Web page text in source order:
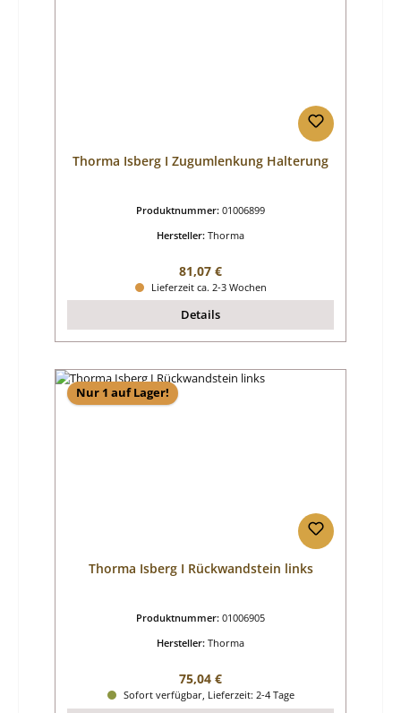
Thorma Isberg I Zugumlenkung Halterung
Produktnummer: 01006899
Hersteller: Thorma
Regulärer Preis:
81,07 €
Lieferzeit ca. 2-3 Wochen
Details
Nur 1 auf Lager!
Thorma Isberg I Rückwandstein links
Produktnummer: 01006905
Hersteller: Thorma
Regulärer Preis:
75,04 €
Sofort verfügbar, Lieferzeit: 2-4 Tage